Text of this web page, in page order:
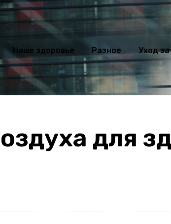
Наше здоровье Разное Уход
для